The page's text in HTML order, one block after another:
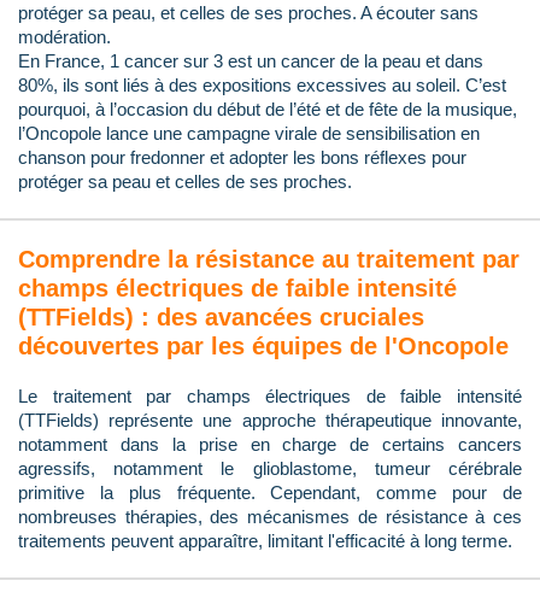
protéger sa peau, et celles de ses proches. A écouter sans
modération.
En France, 1 cancer sur 3 est un cancer de la peau et dans
80%, ils sont liés à des expositions excessives au soleil. C’est
pourquoi, à l’occasion du début de l’été et de fête de la musique,
l’Oncopole lance une campagne virale de sensibilisation en
chanson pour fredonner et adopter les bons réflexes pour
protéger sa peau et celles de ses proches.
Comprendre la résistance au traitement par
champs électriques de faible intensité
(TTFields) : des avancées cruciales
découvertes par les équipes de l'Oncopole
Le traitement par champs électriques de faible intensité
(TTFields) représente une approche thérapeutique innovante,
notamment dans la prise en charge de certains cancers
agressifs, notamment le glioblastome, tumeur cérébrale
primitive la plus fréquente. Cependant, comme pour de
nombreuses thérapies, des mécanismes de résistance à ces
traitements peuvent apparaître, limitant l'efficacité à long terme.